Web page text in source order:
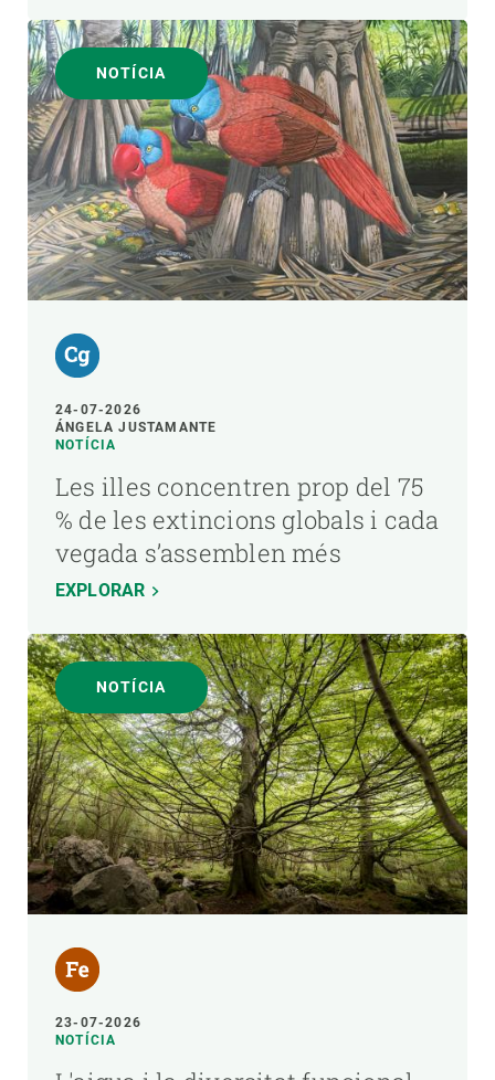
NOTÍCIA
24-07-2026
ÁNGELA JUSTAMANTE
NOTÍCIA
Les illes concentren prop del 75
% de les extincions globals i cada
vegada s’assemblen més
EXPLORAR
NOTÍCIA
23-07-2026
NOTÍCIA